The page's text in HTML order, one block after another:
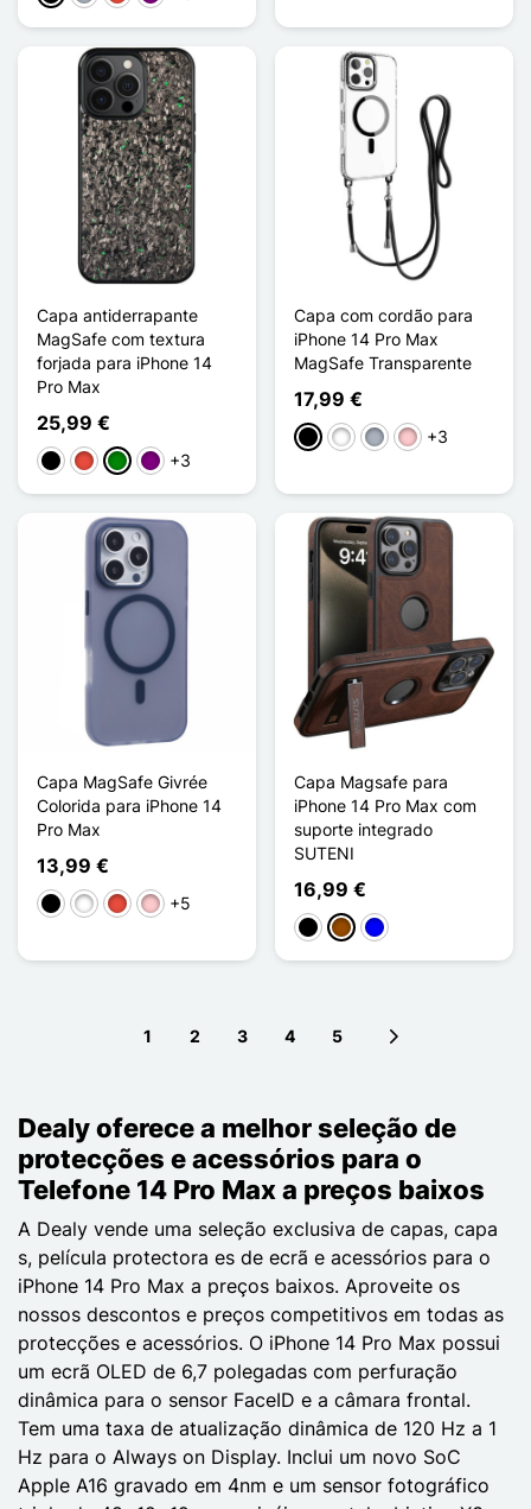
Capa antiderrapante
MagSafe com textura
forjada para iPhone 14
Pro Max
25,99 €
PretoVermelho
VerdePúrpura
+3
Capa com cordão para
iPhone 14 Pro Max
MagSafe Transparente
17,99 €
PretoBrancoCinzento
Rosa+3
Capa MagSafe Givrée
Colorida para iPhone 14
Pro Max
13,99 €
PretoBrancoVermelho
Rosa+5
Capa Magsafe para
iPhone 14 Pro Max com
suporte integrado
SUTENI
16,99 €
PretoCastanho
Azul
1 2 3 4 5
Dealy oferece a melhor seleção de
protecções e acessórios para o
Telefone 14 Pro Max a preços baixos
A Dealy vende uma seleção exclusiva de capas, capa
s, película protectora es de ecrã e acessórios para o
iPhone 14 Pro Max a preços baixos. Aproveite os
nossos descontos e preços competitivos em todas as
protecções e acessórios. O iPhone 14 Pro Max possui
um ecrã OLED de 6,7 polegadas com perfuração
dinâmica para o sensor FaceID e a câmara frontal.
Tem uma taxa de atualização dinâmica de 120 Hz a 1
Hz para o Always on Display. Inclui um novo SoC
Apple A16 gravado em 4nm e um sensor fotográfico